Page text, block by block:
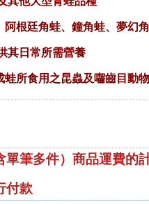
阿根廷角蛙、 鐘角蛙、夢幻
其日常所需營養
蛙所食用之昆蟲及囓齒目動物
單筆多件）商品運費的
付款